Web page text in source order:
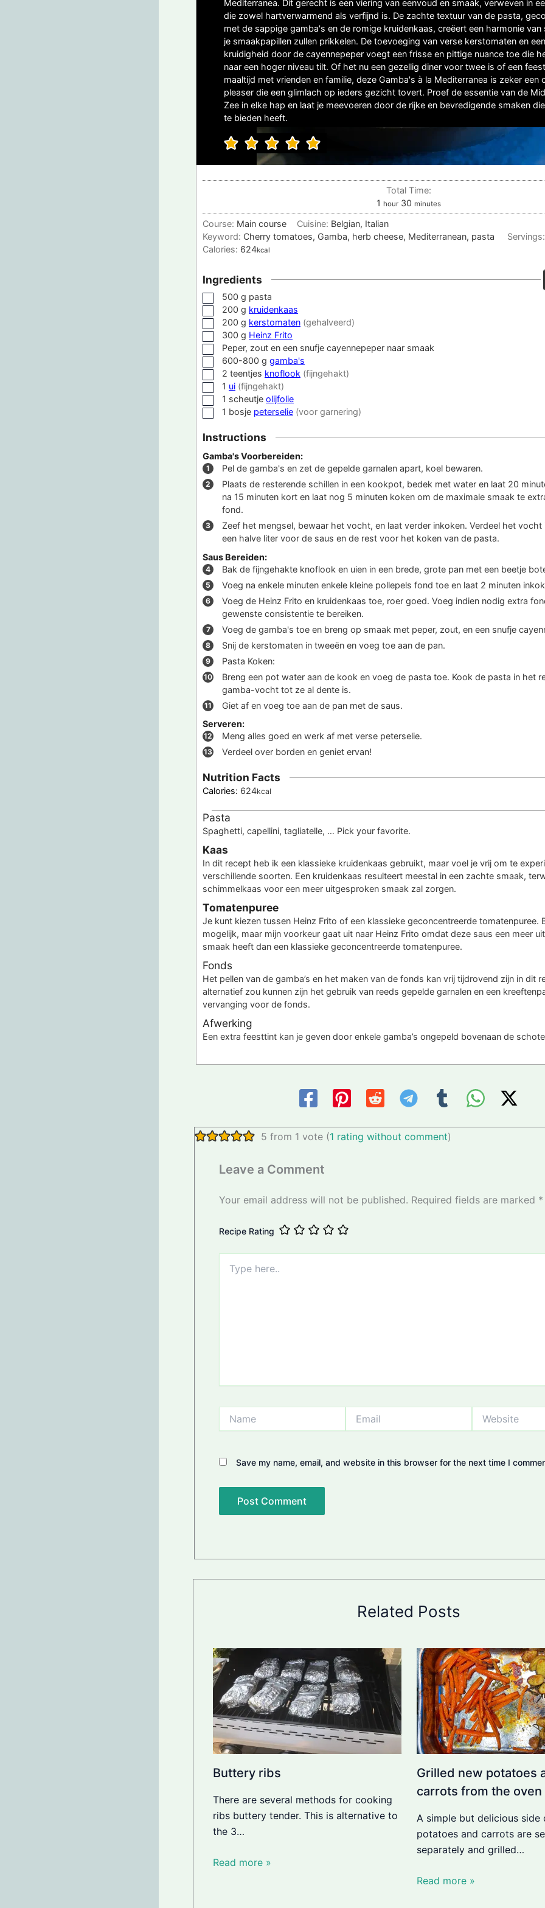
Mediterranea. Dit gerecht is een viering van eenvoud en smaak, verweven in
die zowel hartverwarmend als verfijnd is. De zachte textuur van de pasta,
met de sappige gamba's en de romige kruidenkaas, creëert een harmonie van
je smaakpapillen zullen prikkelen. De toevoeging van verse kerstomaten en
kruidigheid door de cayennepeper voegt een frisse en pittige nuance toe die
naar een hoger niveau tilt. Of het nu een gezellig diner voor twee is of een
maaltijd met vrienden en familie, deze Gamba's à la Mediterranea is zeker een
pleaser die een glimlach op ieders gezicht tovert. Proef de essentie van de
Zee in elke hap en laat je meevoeren door de rijke en bevredigende smaken
te bieden heeft.
Total Time:
1 hour
hour 30 minutes
minutes
Course: Main course Cuisine: Belgian, Italian
Keyword: Cherry tomatoes, Gamba, herb cheese, Mediterranean, pasta
Calories: 624kcal
Ingredients
▢
500 g pasta
▢
200 g kruidenkaas
▢
200 g kerstomaten (gehalveerd)
▢
300 g Heinz Frito
▢
Peper, zout en een snufje cayennepeper naar smaak
▢
600-800 g gamba's
▢
2 teentjes knoflook (fijngehakt)
▢1 ui (fijngehakt)
▢1 scheutje olijfolie
▢1 bosje peterselie (voor garnering)
Instructions
Gamba's Voorbereiden:
Pel de gamba's en zet de gepelde garnalen apart, koel bewaren.
Plaats de resterende schillen in een kookpot, bedek met water en laat 20
na 15 minuten kort en laat nog 5 minuten koken om de maximale smaak te
fond.
Zeef het mengsel, bewaar het vocht, en laat verder inkoken. Verdeel het vocht
een halve liter voor de saus en de rest voor het koken van de pasta.
Saus Bereiden:
Bak de fijngehakte knoflook en uien in een brede, grote pan met een beetje
Voeg na enkele minuten enkele kleine pollepels fond toe en laat 2 minuten
Voeg de Heinz Frito en kruidenkaas toe, roer goed. Voeg indien nodig extra
gewenste consistentie te bereiken.
Voeg de gamba's toe en breng op smaak met peper, zout, en een snufje
Snij de kerstomaten in tweeën en voeg toe aan de pan.
Pasta Koken:
Breng een pot water aan de kook en voeg de pasta toe. Kook de pasta in het
gamba-vocht tot ze al dente is.
Giet af en voeg toe aan de pan met de saus.
Serveren:
Meng alles goed en werk af met verse peterselie.
Verdeel over borden en geniet ervan!
Nutrition Facts
Calories: 624kcal
Pasta
Spaghetti, capellini, tagliatelle, … Pick your favorite.
Kaas
In dit recept heb ik een klassieke kruidenkaas gebruikt, maar voel je vrij om te
verschillende soorten. Een kruidenkaas resulteert meestal in een zachte smaak,
schimmelkaas voor een meer uitgesproken smaak zal zorgen.
Tomatenpuree
Je kunt kiezen tussen Heinz Frito of een klassieke geconcentreerde tomatenpuree.
mogelijk, maar mijn voorkeur gaat uit naar Heinz Frito omdat deze saus een meer
smaak heeft dan een klassieke geconcentreerde tomatenpuree.
Fonds
Het pellen van de gamba’s en het maken van de fonds kan vrij tijdrovend zijn in dit
alternatief zou kunnen zijn het gebruik van reeds gepelde garnalen en een
vervanging voor de fonds.
Afwerking
Een extra feesttint kan je geven door enkele gamba’s ongepeld bovenaan de
5 from 1 vote (1 rating without comment)
Leave a Comment
Your email address will not be published. Required fields are marked *
Recipe Rating
here..
Save my name, email, and website in this browser for the next time I
Related Posts
Buttery ribs
There are several methods for cooking
ribs buttery tender. This is alternative to
the 3…
Read more »
Grilled new potatoes
carrots from the oven
A simple but delicious side
potatoes and carrots are
separately and grilled…
Read more »